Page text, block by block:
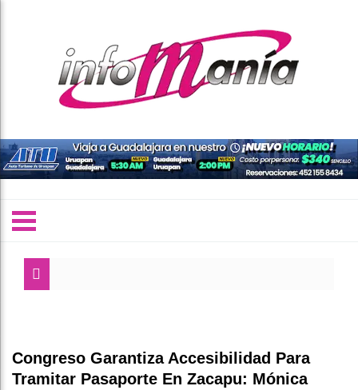
Congreso Garantiza Accesibilidad Para
Tramitar Pasaporte En Zacapu: Mónica